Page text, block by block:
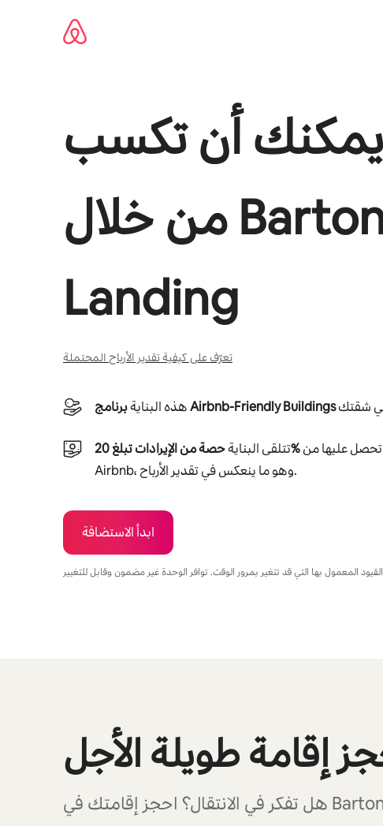
Landing
تعرّف على كيفية تقدير الأرباح المحتملة
هذه البنايةبرنامج Airbnb-Friendly Buildings
تتلقى البنايةحصة من الإيرادات تبلغ 20‎%‎
Airbnb، وهو ما ينعكس في تقدير الأرباح.
ابدأ الاستضافة
إقامة طويلة الأجل